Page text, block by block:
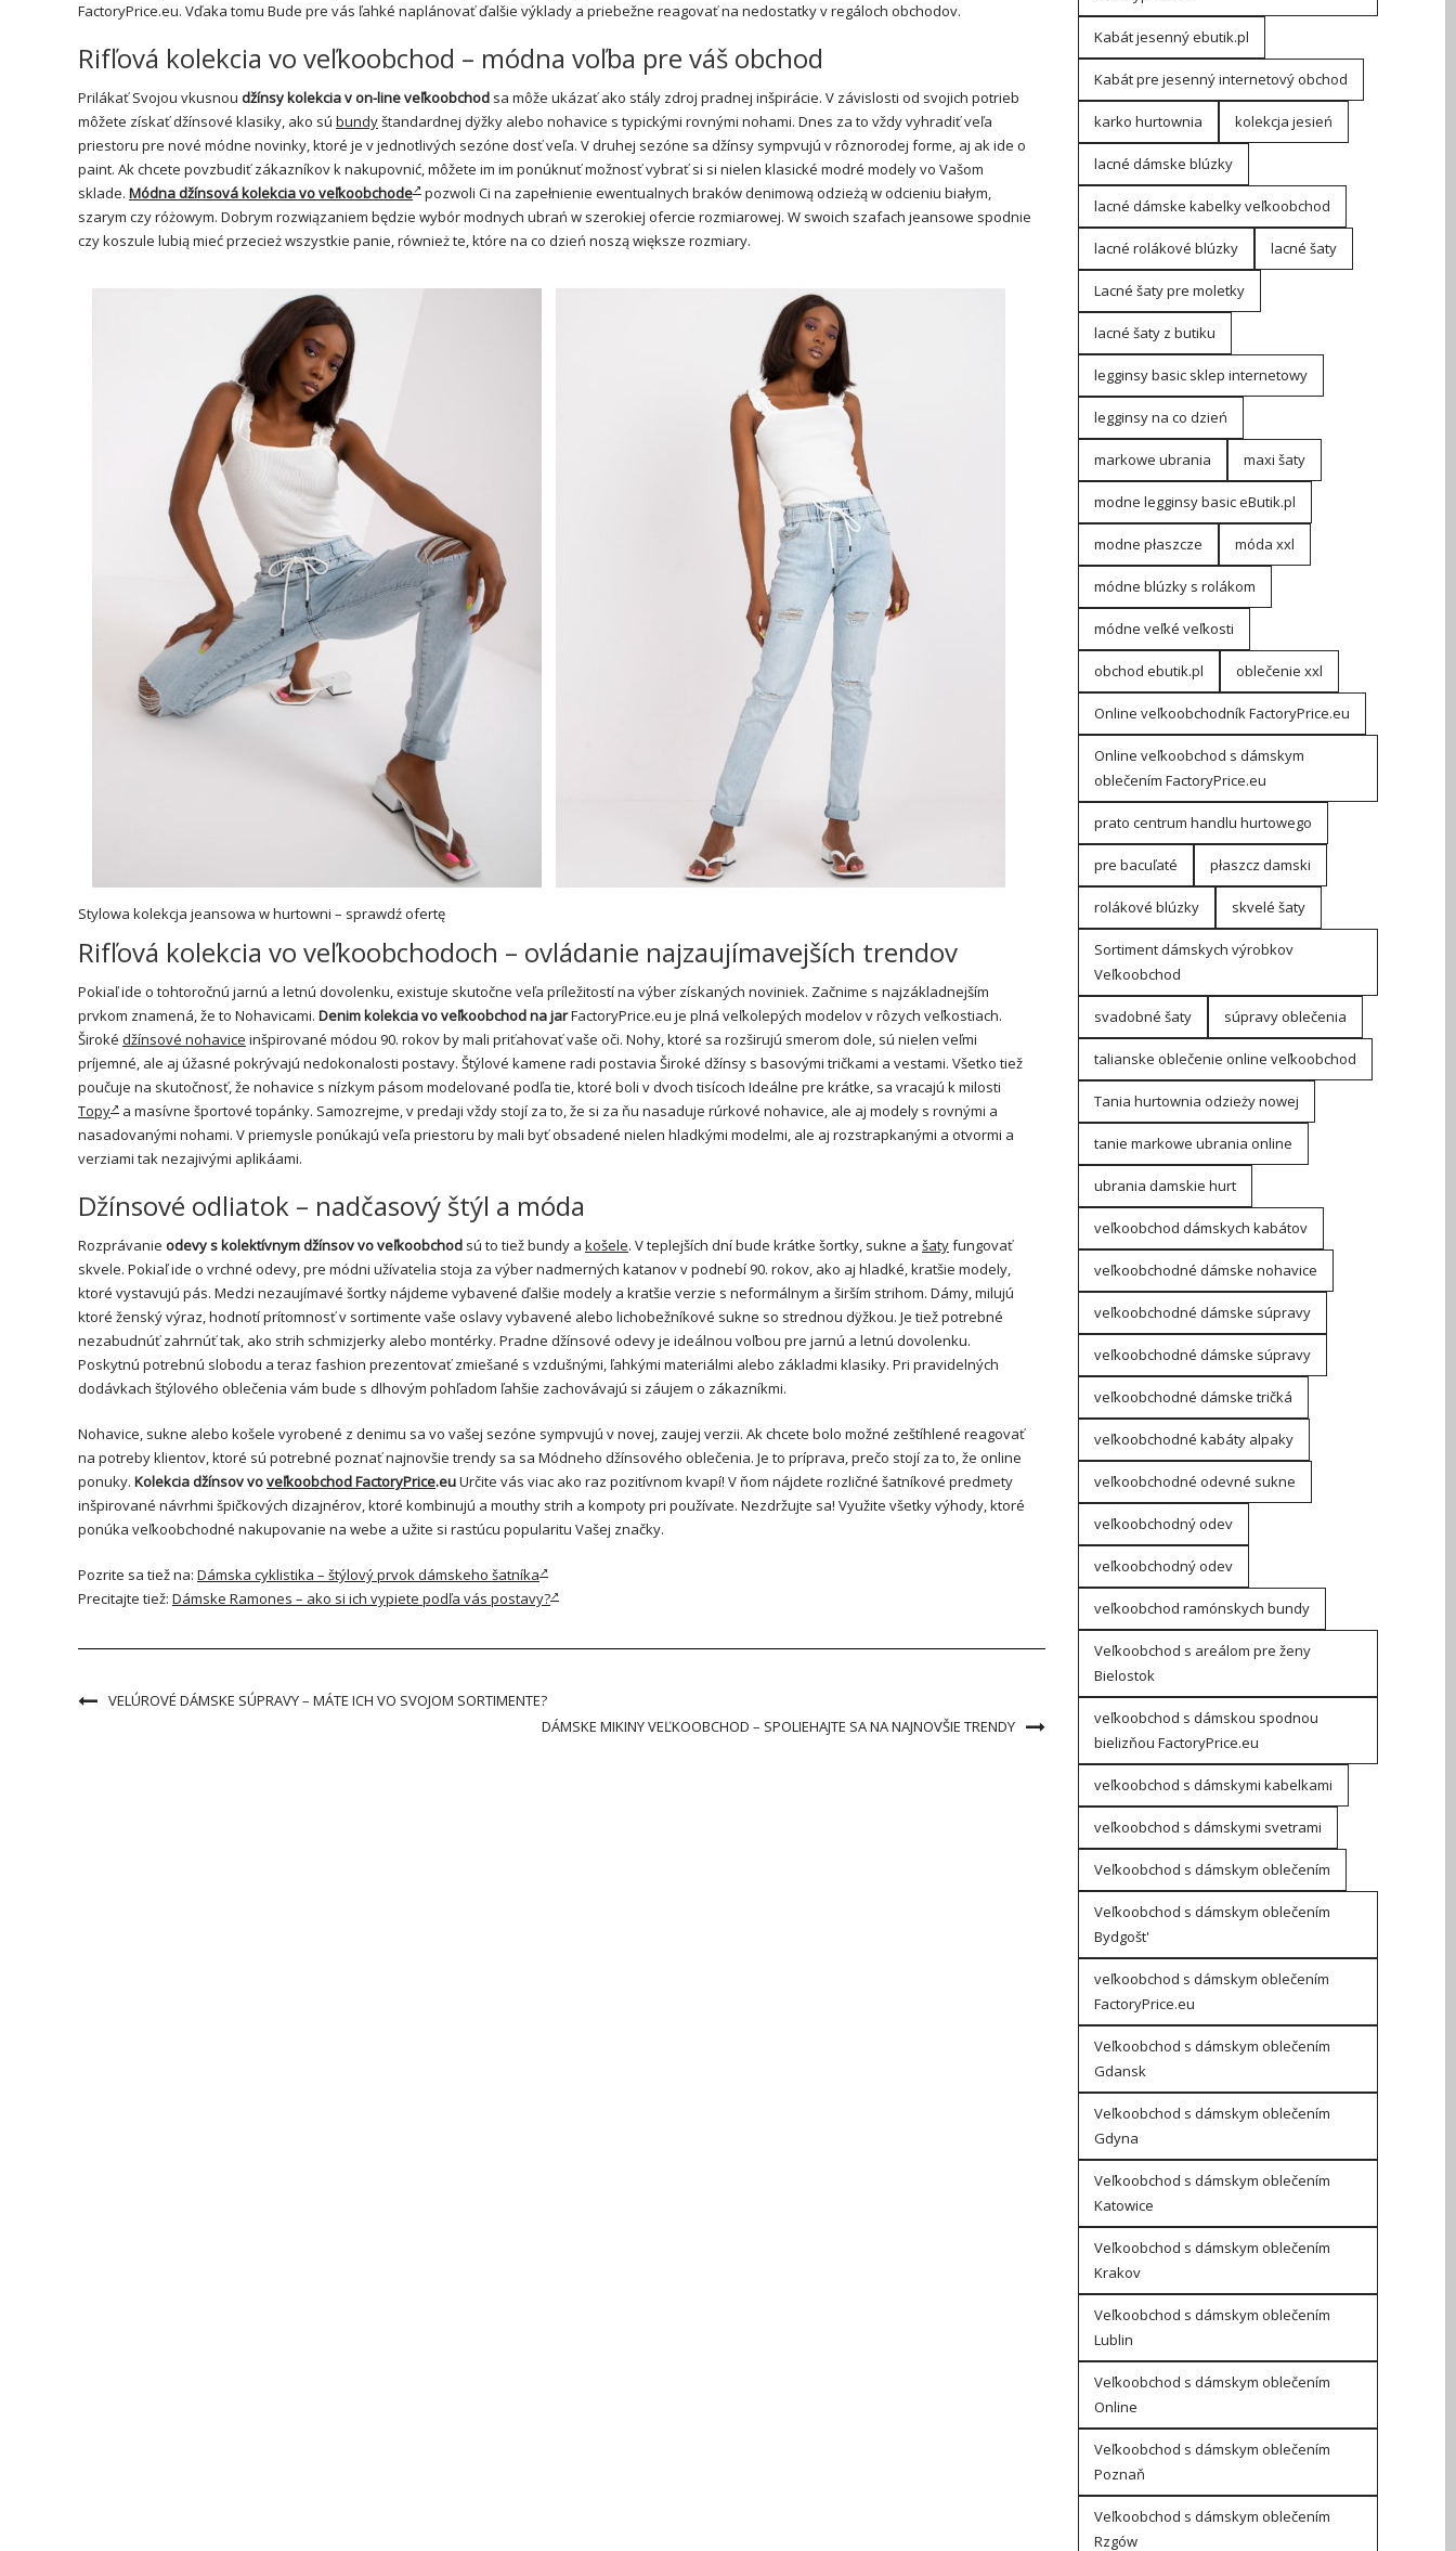
FactoryPrice.eu. Vďaka tomu Bude pre vás ľahké naplánovať ďalšie výklady a priebežne reagovať na nedostatky v regáloch obchodov.
Rifľová kolekcia vo veľkoobchod – módna voľba pre váš obchod
Prilákať Svojou vkusnou džínsy kolekcia v on-line veľkoobchod sa môže ukázať ako stály zdroj pradnej inšpirácie. V závislosti od svojich potrieb
môžete získať džínsové klasiky, ako sú bundyštandardnej dÿžky alebo nohavice s typickými rovnými nohami. Dnes za to vždy vyhradiť veľa
priestoru pre nové módne novinky, ktoré je v jednotlivých sezóne dosť veľa. V druhej sezóne sa džínsy sympvujú v rôznorodej forme, aj ak ide o
paint. Ak chcete povzbudiť zákazníkov k nakupovnić, môžete im im ponúknuť možnosť vybrať si si nielen klasické modré modely vo Vašom
sklade. Módna džínsová kolekcia vo veľkoobchode
pozwoli Ci na zapełnienie ewentualnych braków denimową odzieżą w odcieniu białym,
szarym czy różowym. Dobrym rozwiązaniem będzie wybór modnych ubrań w szerokiej ofercie rozmiarowej. W swoich szafach jeansowe spodnie
czy koszule lubią mieć przecież wszystkie panie, również te, które na co dzień noszą większe rozmiary.
Stylowa kolekcja jeansowa w hurtowni – sprawdź ofertę
Rifľová kolekcia vo veľkoobchodoch – ovládanie najzaujímavejších trendov
Pokiaľ ide o tohtoročnú jarnú a letnú dovolenku, existuje skutočne veľa príležitostí na výber získaných noviniek. Začnime s najzákladnejším
prvkom znamená, že to Nohavicami. Denim kolekcia vo veľkoobchod na jarFactoryPrice.eu je plná veľkolepých modelov v rôzych veľkostiach.
Široké džínsové nohavice inšpirované módou 90. rokov by mali priťahovať vaše oči. Nohy, ktoré sa rozširujú smerom dole, sú nielen veľmi
príjemné, ale aj úžasné pokrývajú nedokonalosti postavy. Štýlové kamene radi postavia Široké džínsy s basovými tričkami a vestami. Všetko tiež
poučuje na skutočnosť, že nohavice s nízkym pásom modelované podľa tie, ktoré boli v dvoch tisícoch Ideálne pre krátke, sa vracajú k milosti
Topy
a masívne športové topánky. Samozrejme, v predaji vždy stojí za to, že si za ňu nasaduje rúrkové nohavice, ale aj modely s rovnými a
nasadovanými nohami. V priemysle ponúkajú veľa priestoru by mali byť obsadené nielen hladkými modelmi, ale aj rozstrapkanými a otvormi a
verziami tak nezajivými aplikáami.
Džínsové odliatok – nadčasový štýl a móda
Rozprávanie odevy s kolektívnym džínsov vo veľkoobchod sú to tiež bundy a košele. V teplejších dní bude krátke šortky, sukne a šatyfungovať
skvele. Pokiaľ ide o vrchné odevy, pre módni užívatelia stoja za výber nadmerných katanov v podnebí 90. rokov, ako aj hladké, kratšie modely,
ktoré vystavujú pás. Medzi nezaujímavé šortky nájdeme vybavené ďalšie modely a kratšie verzie s neformálnym a širším strihom. Dámy, milujú
ktoré ženský výraz, hodnotí prítomnosť v sortimente vaše oslavy vybavené alebo lichobežníkové sukne so strednou dÿžkou. Je tiež potrebné
nezabudnúť zahrnúť tak, ako strih schmizjerky alebo montérky. Pradne džínsové odevy je ideálnou voľbou pre jarnú a letnú dovolenku.
Poskytnú potrebnú slobodu a teraz fashion prezentovať zmiešané s vzdušnými, ľahkými materiálmi alebo základmi klasiky. Pri pravidelných
dodávkach štýlového oblečenia vám bude s dlhovým pohľadom ľahšie zachovávajú si záujem o zákazníkmi.
Nohavice, sukne alebo košele vyrobené z denimu sa vo vašej sezóne sympvujú v novej, zaujej verzii. Ak chcete bolo možné zeštíhlené reagovať
na potreby klientov, ktoré sú potrebné poznať najnovšie trendy sa sa Módneho džínsového oblečenia. Je to príprava, prečo stojí za to, že online
ponuky. Kolekcia džínsov voveľkoobchod FactoryPrice.euUrčite vás viac ako raz pozitívnom kvapí! V ňom nájdete rozličné šatníkové predmety
inšpirované návrhmi špičkových dizajnérov, ktoré kombinujú a mouthy strih a kompoty pri používate. Nezdržujte sa! Využite všetky výhody, ktoré
ponúka veľkoobchodné nakupovanie na webe a užite si rastúcu popularitu Vašej značky.
Pozrite sa tiež na: Dámska cyklistika – štýlový prvok dámskeho šatníka
Precitajte tiež: Dámske Ramones – ako si ich vypiete podľa vás postavy?
VELÚROVÉ DÁMSKE SÚPRAVY – MÁTE ICH VO SVOJOM SORTIMENTE?
DÁMSKE MIKINY VEĽKOOBCHOD – SPOLIEHAJTE SA NA NAJNOVŠIE TRENDY
Kabát jesenný ebutik.pl
Kabát pre jesenný internetový obchod
karko hurtownia kolekcja jesień
lacné dámske blúzky
lacné dámske kabelky veľkoobchod
lacné rolákové blúzky lacné šaty
Lacné šaty pre moletky
lacné šaty z butiku
legginsy basic sklep internetowy
legginsy na co dzień
markowe ubrania maxi šaty
modne legginsy basic eButik.pl
modne płaszcze móda xxl
módne blúzky s rolákom
módne veľké veľkosti
obchod ebutik.pl oblečenie xxl
Online veľkoobchodník FactoryPrice.eu
Online veľkoobchod s dámskym
oblečením FactoryPrice.eu
prato centrum handlu hurtowego
pre bacuľaté płaszcz damski
rolákové blúzky skvelé šaty
Sortiment dámskych výrobkov
Veľkoobchod
svadobné šaty súpravy oblečenia
talianske oblečenie online veľkoobchod
Tania hurtownia odzieży nowej
tanie markowe ubrania online
ubrania damskie hurt
veľkoobchod dámskych kabátov
veľkoobchodné dámske nohavice
veľkoobchodné dámske súpravy
veľkoobchodné dámske súpravy
veľkoobchodné dámske tričká
veľkoobchodné kabáty alpaky
veľkoobchodné odevné sukne
veľkoobchodný odev
veľkoobchodný odev
veľkoobchod ramónskych bundy
Veľkoobchod s areálom pre ženy
Bielostok
veľkoobchod s dámskou spodnou
bielizňou FactoryPrice.eu
veľkoobchod s dámskymi kabelkami
veľkoobchod s dámskymi svetrami
Veľkoobchod s dámskym oblečením
Veľkoobchod s dámskym oblečením
Bydgošt'
veľkoobchod s dámskym oblečením
FactoryPrice.eu
Veľkoobchod s dámskym oblečením
Gdansk
Veľkoobchod s dámskym oblečením
Gdyna
Veľkoobchod s dámskym oblečením
Katowice
Veľkoobchod s dámskym oblečením
Krakov
Veľkoobchod s dámskym oblečením
Lublin
Veľkoobchod s dámskym oblečením
Online
Veľkoobchod s dámskym oblečením
Poznaň
Veľkoobchod s dámskym oblečením
Rzgów